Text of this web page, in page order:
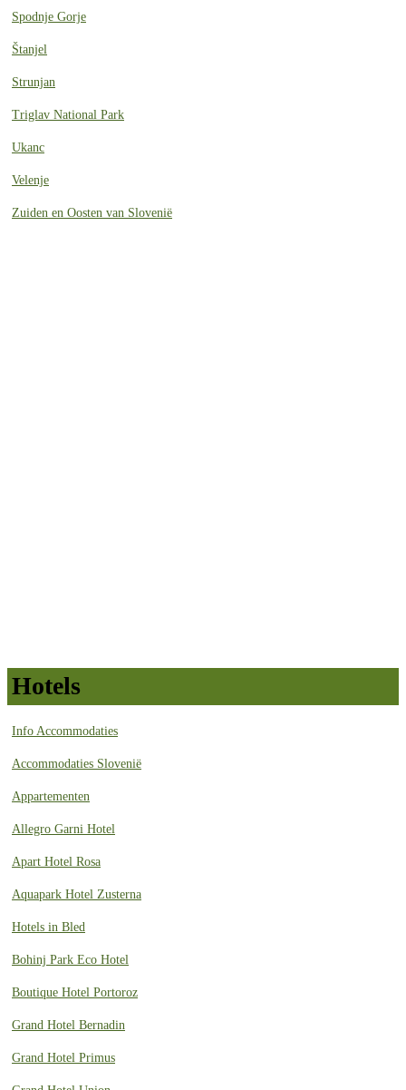
Spodnje Gorje
Štanjel
Strunjan
Triglav National Park
Ukanc
Velenje
Zuiden en Oosten van Slovenië
Hotels
Info Accommodaties
Accommodaties Slovenië
Appartementen
Allegro Garni Hotel
Apart Hotel Rosa
Aquapark Hotel Zusterna
Hotels in Bled
Bohinj Park Eco Hotel
Boutique Hotel Portoroz
Grand Hotel Bernadin
Grand Hotel Primus